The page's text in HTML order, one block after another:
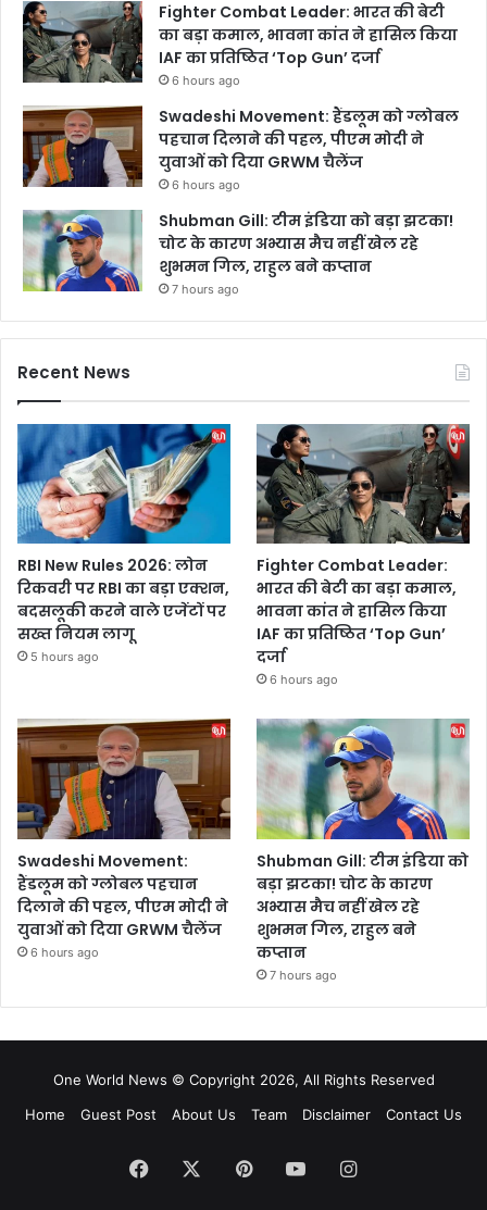
Fighter Combat Leader: भारत की बेटी
का बड़ा कमाल, भावना कांत ने हासिल किया
IAF का प्रतिष्ठित ‘Top Gun’ दर्जा
6 hours ago
Swadeshi Movement: हैंडलूम को ग्लोबल
पहचान दिलाने की पहल, पीएम मोदी ने
युवाओं को दिया GRWM चैलेंज
6 hours ago
Shubman Gill: टीम इंडिया को बड़ा झटका!
चोट के कारण अभ्यास मैच नहीं खेल रहे
शुभमन गिल, राहुल बने कप्तान
7 hours ago
Recent News
RBI New Rules 2026: लोन
रिकवरी पर RBI का बड़ा एक्शन,
बदसलूकी करने वाले एजेंटों पर
सख्त नियम लागू
5 hours ago
Fighter Combat Leader:
भारत की बेटी का बड़ा कमाल,
भावना कांत ने हासिल किया
IAF का प्रतिष्ठित ‘Top Gun’
दर्जा
6 hours ago
Swadeshi Movement:
हैंडलूम को ग्लोबल पहचान
दिलाने की पहल, पीएम मोदी ने
युवाओं को दिया GRWM चैलेंज
6 hours ago
Shubman Gill: टीम इंडिया को
बड़ा झटका! चोट के कारण
अभ्यास मैच नहीं खेल रहे
शुभमन गिल, राहुल बने
कप्तान
7 hours ago
One World News © Copyright 2026, All Rights Reserved
Home
Guest Post About Us Team Disclaimer Contact Us
Facebook PinterestYouTubeInstagram